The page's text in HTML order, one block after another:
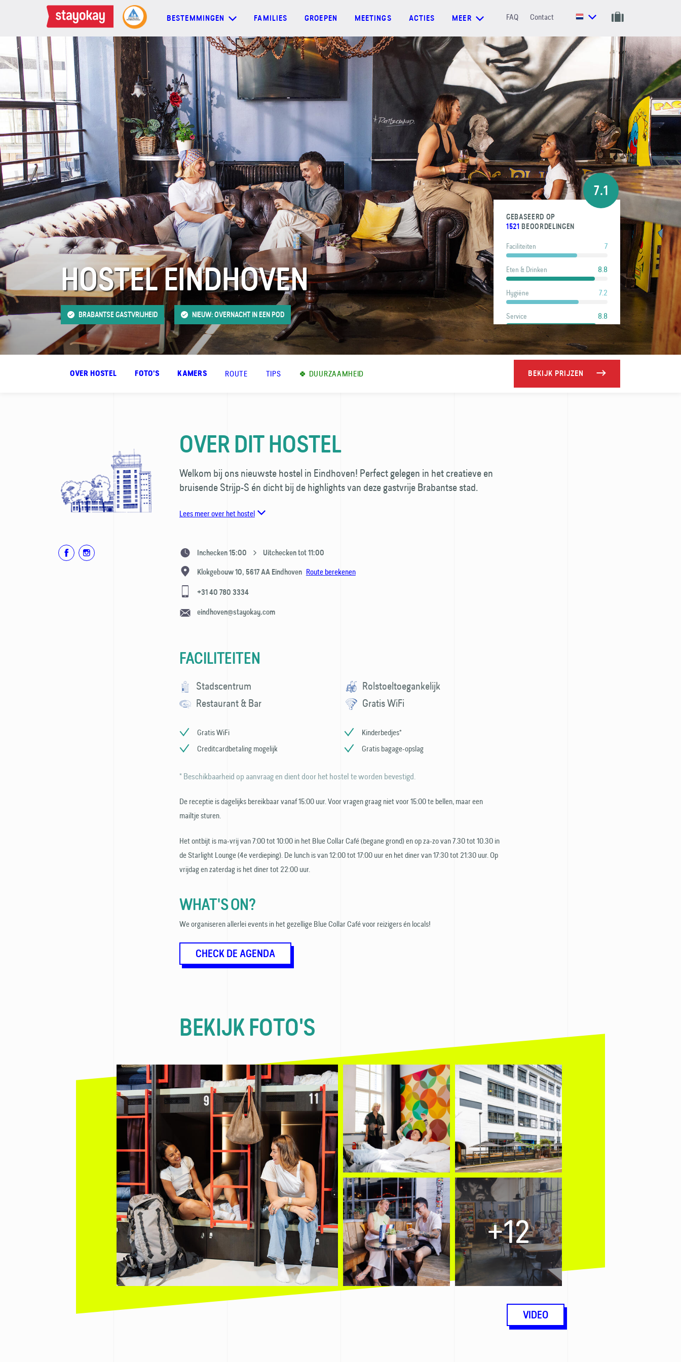
BESTEMMINGEN FAMILIES GROEPEN MEETINGS ACTIES MEER FAQ Contact
BESTEMMINGEN
FAMILIES
GROEPEN
MEETINGS
ACTIES
MEER
FAQ
Contact
HOSTEL EINDHOVEN
BRABANTSE GASTVRIJHEID NIEUW: OVERNACHT IN EEN POD
7.1
GEBASEERD OP
1521 BEOORDELINGEN
Faciliteiten 7
Eten & Drinken 8.8
Hygiëne 7.2
Service 8.8
Locatie 8.5
Prijs 6.8
OVER HOSTEL FOTO'S KAMERS ROUTE TIPS 🍀 DUURZAAMHEID BEKIJK PRIJZEN
OVER DIT HOSTEL
Welkom bij ons nieuwste hostel in Eindhoven! Perfect gelegen in het creatieve en
bruisende Strijp-S én dicht bij de highlights van deze gastvrije Brabantse stad.
Lees meer over het hostel
Inchecken 15:00 Uitchecken tot 11:00
Klokgebouw 10, 5617 AA Eindhoven Route berekenen
+31 40 780 3334
eindhoven@stayokay.com
FACILITEITEN
Stadscentrum
Restaurant & Bar
Rolstoeltoegankelijk
Gratis WiFi
Gratis WiFi
Creditcardbetaling mogelijk
Kinderbedjes*
Gratis bagage-opslag
* Beschikbaarheid op aanvraag en dient door het hostel te worden bevestigd.
De receptie is dagelijks bereikbaar vanaf 15:00 uur. Voor vragen graag niet voor 15:00 te bellen, maar een
mailtje sturen.
Het ontbijt is ma-vrij van 7:00 tot 10:00 in het Blue Collar Café (begane grond) en op za-zo van 7.30 tot 10.30 in
de Starlight Lounge (4e verdieping). De lunch is van 12:00 tot 17:00 uur en het diner van 17:30 tot 21:30 uur. Op
vrijdag en zaterdag is het diner tot 22:00 uur.
WHAT'S ON?
We organiseren allerlei events in het gezellige Blue Collar Café voor reizigers én locals!
CHECK DE AGENDA
BEKIJK FOTO'S
+12
VIDEO